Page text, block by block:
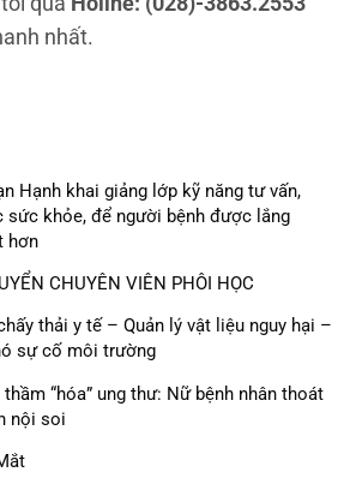
nhất.
Hạnh khai giảng lớp kỹ năng tư vấn,
sức khỏe, để người bệnh được lắng
hơn
CHUYÊN VIÊN PHÔI HỌC
thải y tế – Quản lý vật liệu nguy hại –
sự cố môi trường
“hóa” ung thư: Nữ bệnh nhân thoát
nội soi